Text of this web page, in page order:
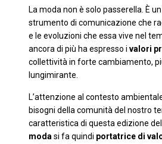
La moda non è solo passerella. È
strumento di comunicazione che
e le evoluzioni che essa vive nel
ancora di più ha espresso i valori
collettività in forte cambiamento,
lungimirante.
L’attenzione al contesto
bisogni della comunità del nostro
caratteristica di questa edizione
modasi fa quindi portatrice di